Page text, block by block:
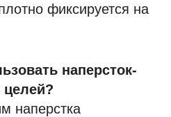
фиксируется на
наперсток-
целей?
наперстка